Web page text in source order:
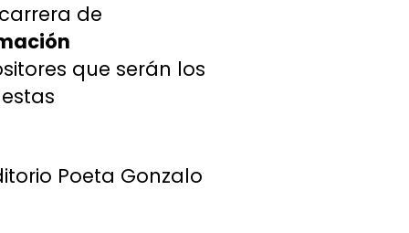
de
que serán los
Poeta Gonzalo